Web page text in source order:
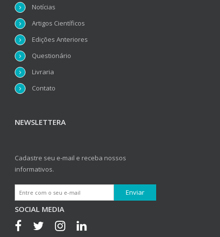
Notícias
Artigos Científicos
Edições Anteriores
Questionário
Livraria
Contato
NEWSLETTERA
Cadastre seu e-mail e receba nossos
informativos.
SOCIAL MEDIA